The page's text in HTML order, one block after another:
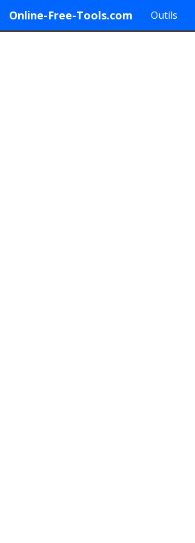
Online-Free-Tools.com Outils